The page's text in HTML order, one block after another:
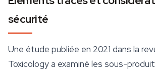
sécurité
Une étude publiée en 2021 dans la
Toxicology a examiné les sous-